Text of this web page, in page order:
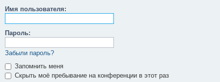
Имя пользователя:
Пароль:
Забыли пароль?
Запомнить меня
Скрыть моё пребывание на конференции в этот раз